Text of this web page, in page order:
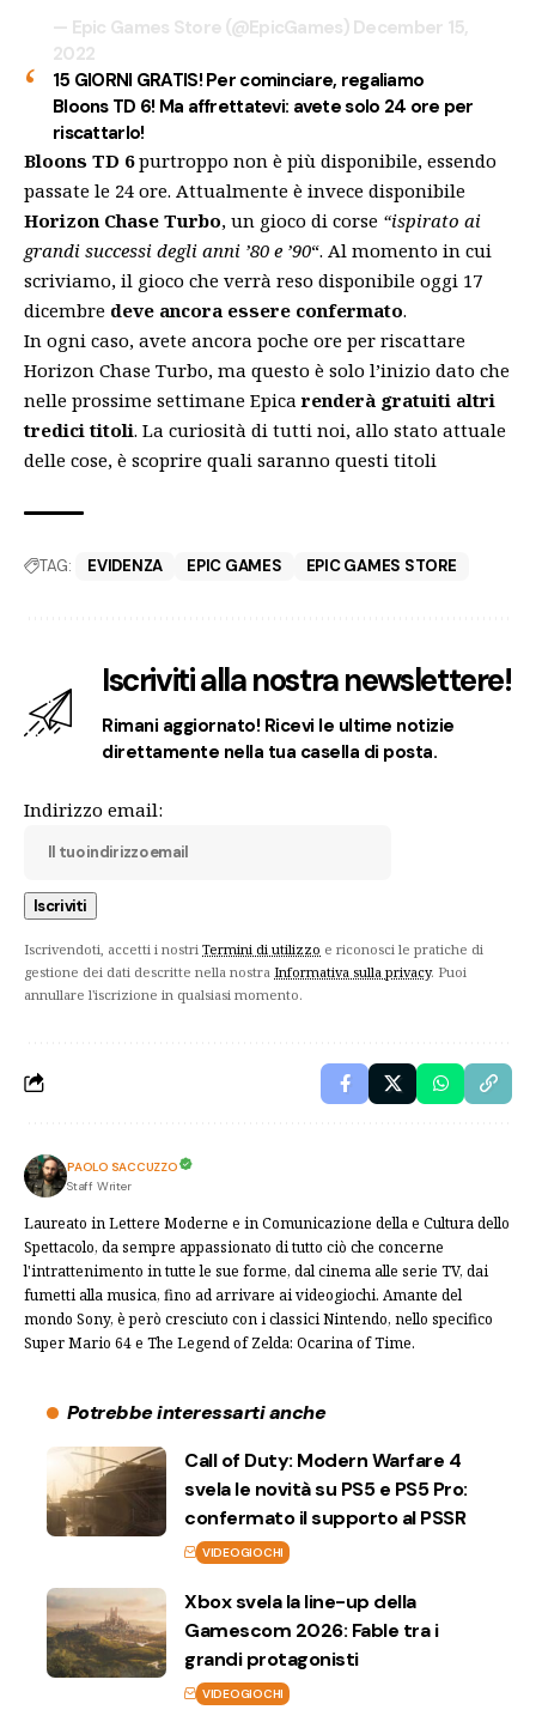
— Epic Games Store (@EpicGames) December 15,
2022
15 GIORNI GRATIS! Per cominciare, regaliamo
Bloons TD 6! Ma affrettatevi: avete solo 24 ore per
riscattarlo!
Bloons TD 6purtroppo non è più disponibile, essendo
passate le 24 ore. Attualmente è invece disponibile
Horizon Chase Turbo, un gioco di corse “ispirato ai
grandi successi degli anni ’80 e ’90“. Al momento in cui
scriviamo, il gioco che verrà reso disponibile oggi 17
dicembre deve ancora essere confermato.
In ogni caso, avete ancora poche ore per riscattare
Horizon Chase Turbo, ma questo è solo l’inizio dato che
nelle prossime settimane Epica renderà gratuiti altri
tredici titoli. La curiosità di tutti noi, allo stato attuale
delle cose, è scoprire quali saranno questi titoli
TAG: EVIDENZA EPIC GAMES EPIC GAMES STORE
Iscriviti alla nostra newslettere!
Rimani aggiornato! Ricevi le ultime notizie
direttamente nella tua casella di posta.
Indirizzo email:
Iscrivendoti, accetti i nostri Termini di utilizzo e riconosci le pratiche di
gestione dei dati descritte nella nostra Informativa sulla privacy. Puoi
annullare l'iscrizione in qualsiasi momento.
PAOLO SACCUZZO
Staff Writer
Laureato in Lettere Moderne e in Comunicazione della e Cultura dello
Spettacolo, da sempre appassionato di tutto ciò che concerne
l'intrattenimento in tutte le sue forme, dal cinema alle serie TV, dai
fumetti alla musica, fino ad arrivare ai videogiochi. Amante del
mondo Sony, è però cresciuto con i classici Nintendo, nello specifico
Super Mario 64 e The Legend of Zelda: Ocarina of Time.
Potrebbe interessarti anche
Call of Duty: Modern Warfare 4
svela le novità su PS5 e PS5 Pro:
confermato il supporto al PSSR
VIDEOGIOCHI
Xbox svela la line-up della
Gamescom 2026: Fable tra i
grandi protagonisti
VIDEOGIOCHI